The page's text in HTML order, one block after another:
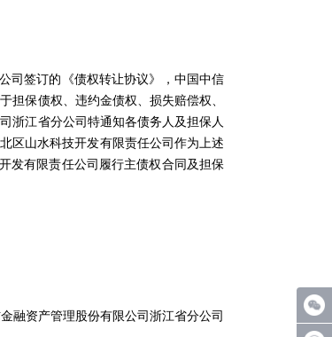
签订的《债权转让协议》，中国中信
担保债权、违约金债权、损失赔偿权、
浙江省分公司特通知各债务人及担保人
区山水科技开发有限责任公司作为上述
发有限责任公司履行主债权合同及担保
融资产管理股份有限公司浙江省分公司